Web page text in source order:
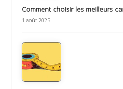
Comment choisir les meilleurs
1 août 2025